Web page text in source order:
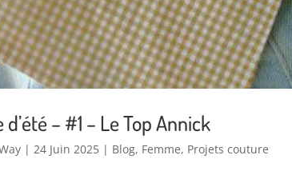
– #1 – Le Top Annick
| 24 Juin 2025 | Blog, Femme, Projets couture